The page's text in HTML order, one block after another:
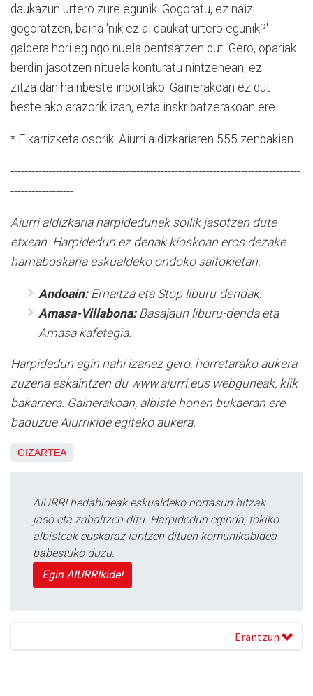
daukazun urtero zure egunik. Gogoratu, ez naiz
gogoratzen, baina 'nik ez al daukat urtero egunik?'
galdera hori egingo nuela pentsatzen dut. Gero, opariak
berdin jasotzen nituela konturatu nintzenean, ez
zitzaidan hainbeste inportako. Gainerakoan ez dut
bestelako arazorik izan, ezta inskribatzerakoan ere.
* Elkarrizketa osorik: Aiurri aldizkariaren 555 zenbakian.
-----------------------------------------------------------------------------------
------------------
Aiurri aldizkaria harpidedunek soilik jasotzen dute
etxean. Harpidedun ez denak kioskoan eros dezake
hamaboskaria eskualdeko ondoko saltokietan:
Andoain: Ernaitza eta Stop liburu-dendak.
Amasa-Villabona:Basajaun liburu-denda eta
Amasa kafetegia.
Harpidedun egin nahi izanez gero, horretarako aukera
zuzena eskaintzen du www.aiurri.eus webguneak, klik
bakarrera. Gainerakoan, albiste honen bukaeran ere
baduzue Aiurrikide egiteko aukera.
GIZARTEA
AIURRI hedabideak eskualdeko nortasun hitzak
jaso eta zabaltzen ditu. Harpidedun eginda, tokiko
albisteak euskaraz lantzen dituen komunikabidea
babestuko duzu.
Egin AIURRIkide!
Erantzun